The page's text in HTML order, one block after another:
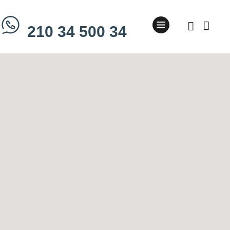
210 34 500 34